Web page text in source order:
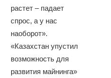
растет – падает
спрос, а у нас
наоборот».
«Казахстан упустил
возможность для
развития майнинга»